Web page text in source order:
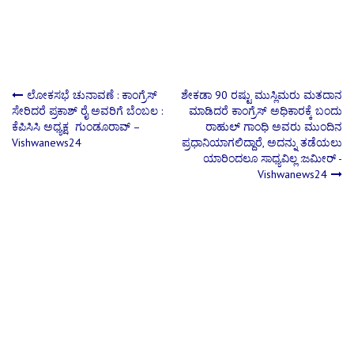
Post
navigation
ಲೋಕಸಭೆ ಚುನಾವಣೆ : ಕಾಂಗ್ರೆಸ್​
ಸೇರಿದರೆ ಪ್ರಕಾಶ್​​ ರೈ ಅವರಿಗೆ ಬೆಂಬಲ :
ಕೆಪಿಸಿಸಿ ಅಧ್ಯಕ್ಷ ​​ ಗುಂಡೂರಾವ್ –
Vishwanews24
ಶೇಕಡಾ 90 ರಷ್ಟು ಮುಸ್ಲಿಮರು ಮತದಾನ
ಮಾಡಿದರೆ ಕಾಂಗ್ರೆಸ್‌ ಅಧಿಕಾರಕ್ಕೆ ಬಂದು
ರಾಹುಲ್‌ ಗಾಂಧಿ ಅವರು ಮುಂದಿನ
ಪ್ರಧಾನಿಯಾಗಲಿದ್ದಾರೆ, ಅದನ್ನು ತಡೆಯಲು
ಯಾರಿಂದಲೂ ಸಾಧ್ಯವಿಲ್ಲ :ಜಮೀರ್ -
Vishwanews24